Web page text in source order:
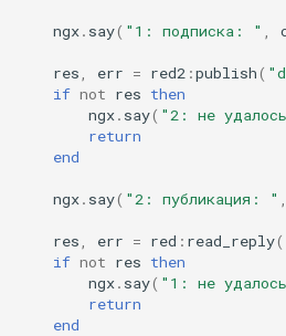
ngx. say( "1: подписка: "
res err = red2 :publish(
if not res then
ngx. say( "2: не
return
end
ngx. say( "2: публикация: "
res err = red : read_reply
if not res then
ngx. say( "1: не
return
end